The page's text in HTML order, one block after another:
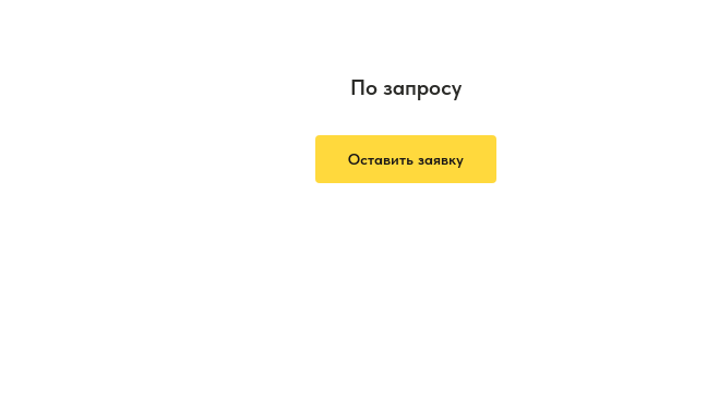
По запросу
Оставить заявку